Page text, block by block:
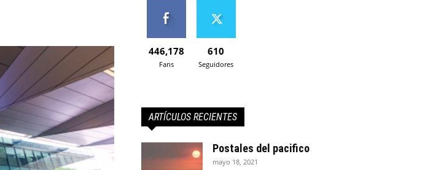
446,178
Fans
610
Seguidores
ARTÍCULOS RECIENTES
Postales del pacifico
mayo 18, 2021